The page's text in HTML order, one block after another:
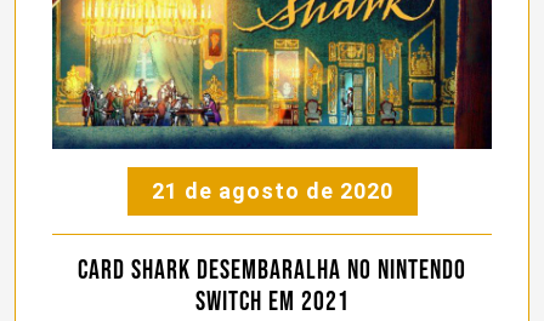
21 de agosto de 2020
Card Shark Desembaralha no Nintendo
Switch em 2021